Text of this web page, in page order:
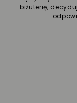
biżuterię,